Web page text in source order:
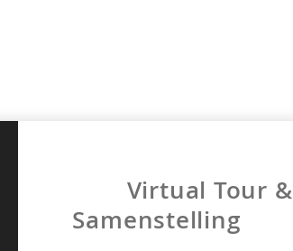
Virtual Tour &
Samenstelling